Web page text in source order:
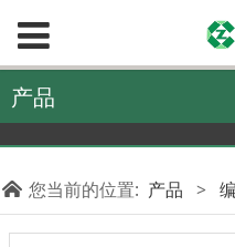
产品
您当前的位置: 产品 >